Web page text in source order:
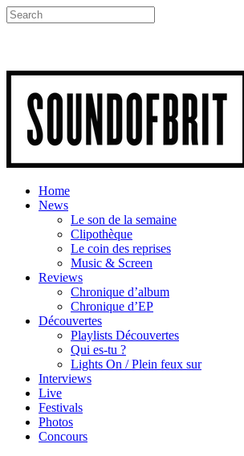
Home
News
Le son de la semaine
Clipothèque
Le coin des reprises
Music & Screen
Reviews
Chronique d’album
Chronique d’EP
Découvertes
Playlists Découvertes
Qui es-tu ?
Lights On / Plein feux sur
Interviews
Live
Festivals
Photos
Concours